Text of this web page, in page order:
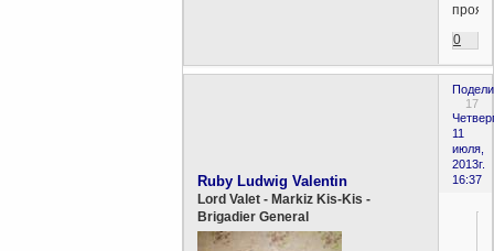
0
17
11
июля,
2013г.
16:37
Ruby Ludwig Valentin
Lord Valet - Markiz Kis-Kis -
Brigadier General